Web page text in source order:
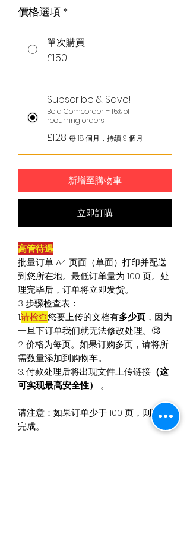
價格選項 *
單次購買
£1.50
Subscribe & Save!
Be a Comcorder = 15% off
recurring orders!
£1.28 每 18 個月，持續 9 個月
新增至購物車
立即訂購
高管待遇
批量订单 A4 页面（单面）打印并配送
到您所在地。最低订单量为 100 页。处
理完毕后，订单将立即发货。
3 步骤检查表：
1.请检查您要上传的文档有多少页 ，因为
一旦下订单我们就无法修改处理。🧐
2. 价格为每页。如果订购多页，请将所
需数量添加到购物车。
3. 付款处理后将出现文件上传链接 （这
可实现最高安全性）
。
请注意：如果订单少于 100 页，则不会
完成。